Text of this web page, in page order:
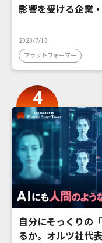
影響を受ける企業
2023/7/13
プラットフォーマー
自分にそっくりの
るか。オルツ社代